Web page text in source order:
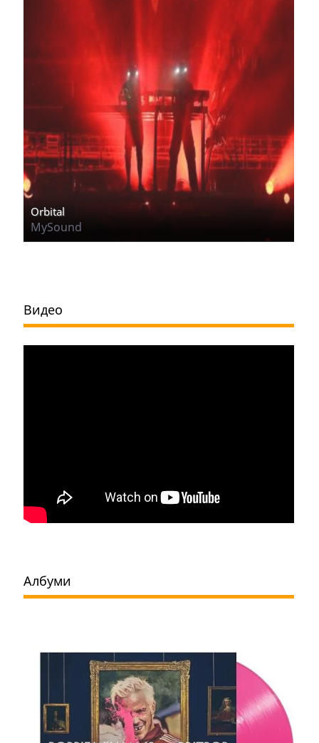
Orbital
MySound
Видео
Албуми